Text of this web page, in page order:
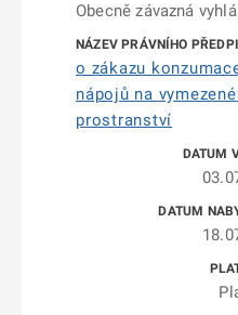
Obecně závazná
o zákazu
nápojů na
prostranství